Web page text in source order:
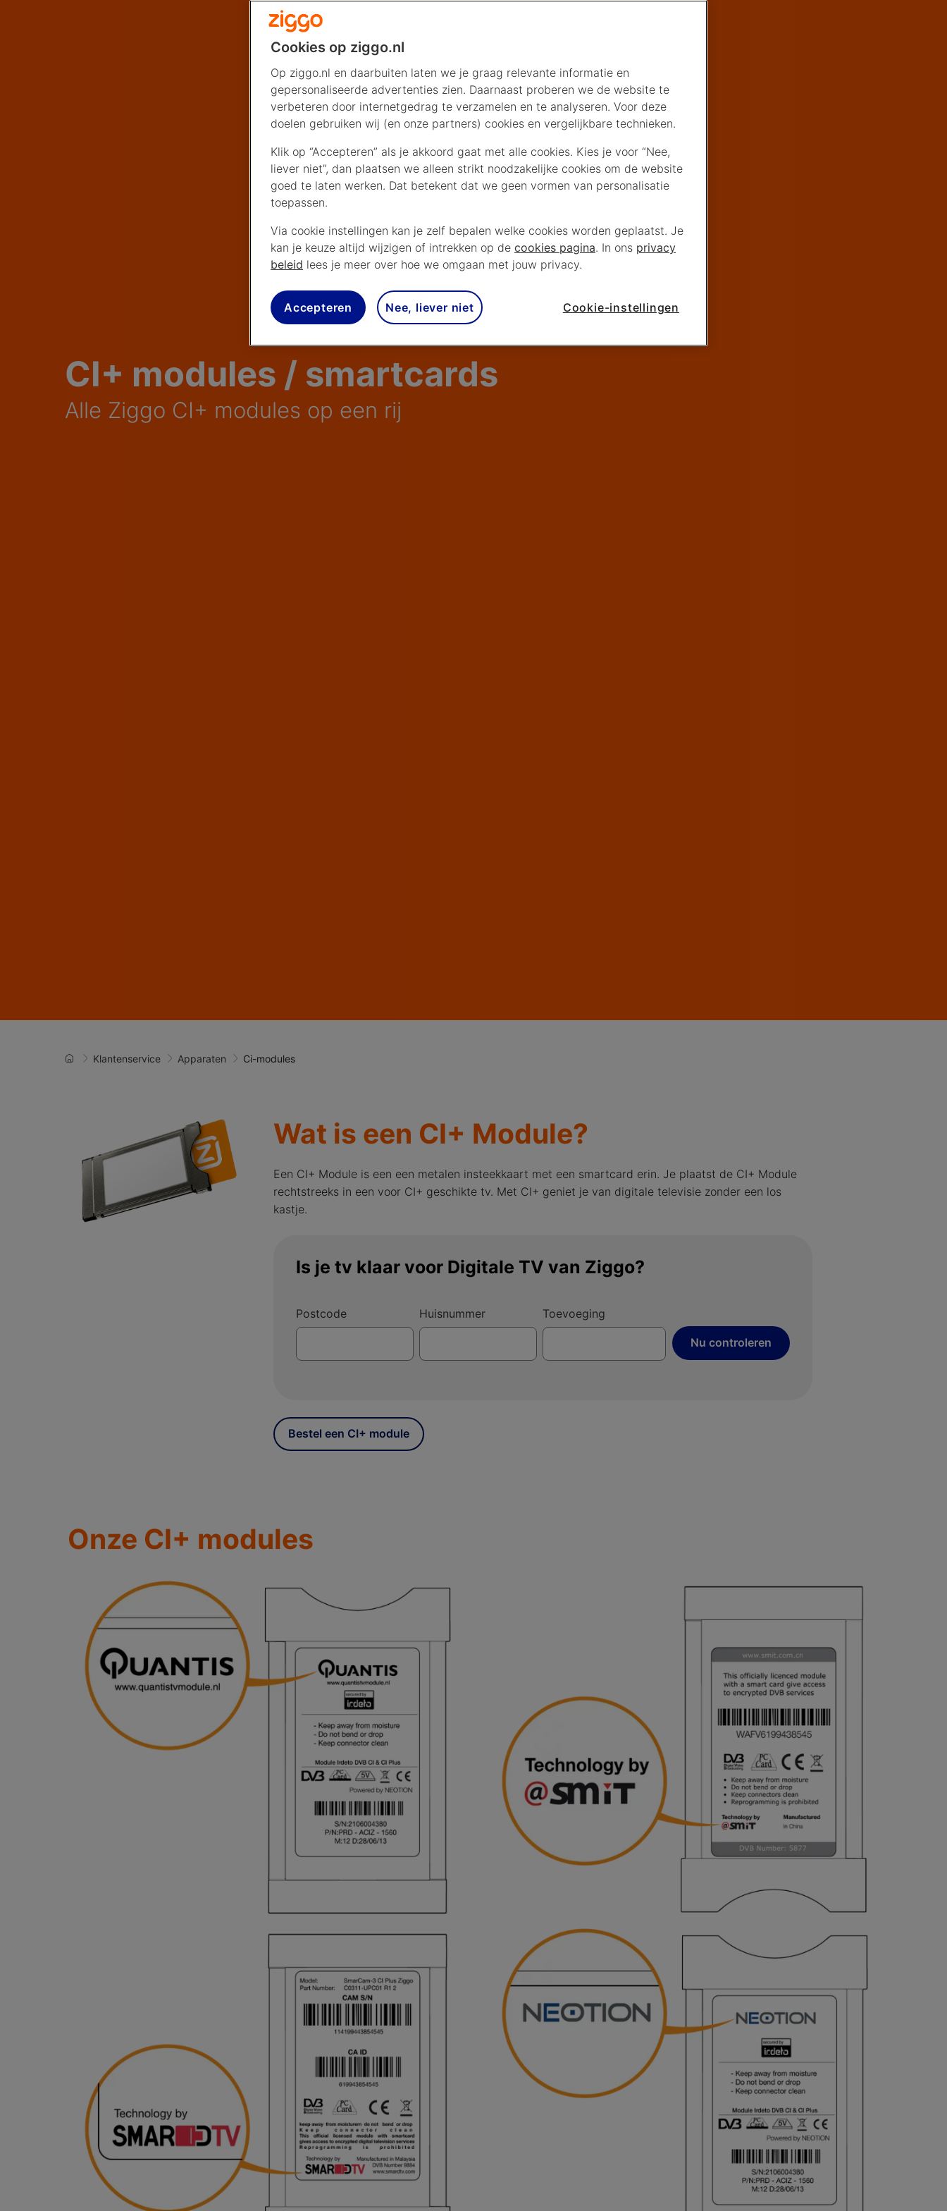
CI+ modules / smartcards
Alle Ziggo CI+ modules op een rij
Klantenservice Apparaten Ci-modules
Wat is een CI+ Module?
Een CI+ Module is een een metalen insteekkaart met een smartcard erin. Je plaatst de CI+ Module
rechtstreeks in een voor CI+ geschikte tv. Met CI+ geniet je van digitale televisie zonder een los
kastje.
Is je tv klaar voor Digitale TV van Ziggo?
Postcode Huisnummer Toevoeging
Nu controleren
Bestel een CI+ module
Onze CI+ modules
Cookies op ziggo.nl
Op ziggo.nl en daarbuiten laten we je graag relevante informatie en
gepersonaliseerde advertenties zien. Daarnaast proberen we de website te
verbeteren door internetgedrag te verzamelen en te analyseren. Voor deze
doelen gebruiken wij (en onze partners) cookies en vergelijkbare technieken.
Klik op “Accepteren” als je akkoord gaat met alle cookies. Kies je voor “Nee,
liever niet”, dan plaatsen we alleen strikt noodzakelijke cookies om de website
goed te laten werken. Dat betekent dat we geen vormen van personalisatie
toepassen.
Via cookie instellingen kan je zelf bepalen welke cookies worden geplaatst. Je
kan je keuze altijd wijzigen of intrekken op de cookies pagina. In ons privacy
beleid lees je meer over hoe we omgaan met jouw privacy.
Accepteren Nee, liever niet Cookie-instellingen